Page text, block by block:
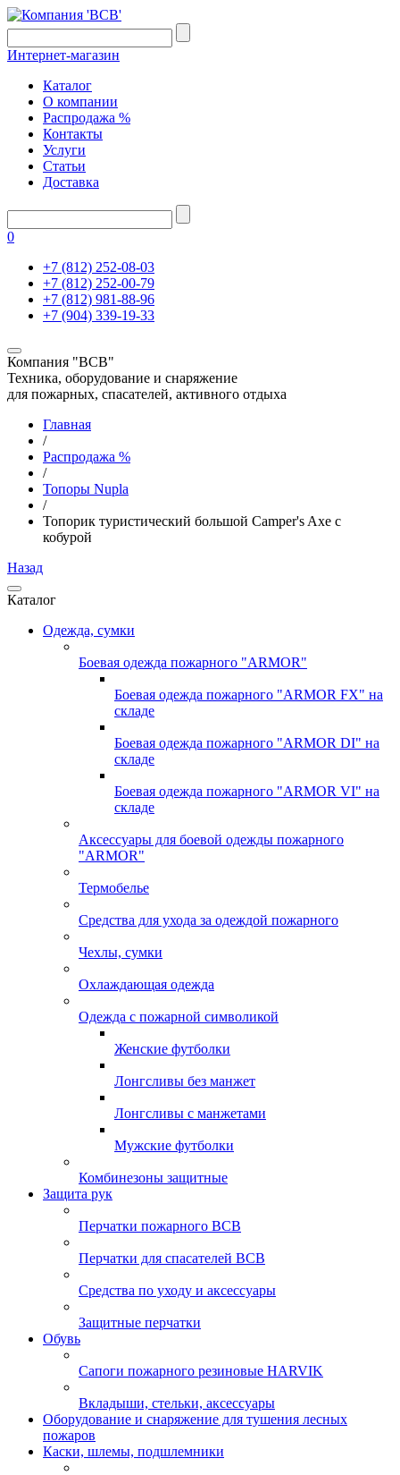
Интернет-магазин
Каталог
О компании
Распродажа %
Контакты
Услуги
Статьи
Доставка
0
+7 (812) 252-08-03
+7 (812) 252-00-79
+7 (812) 981-88-96
+7 (904) 339-19-33
Компания "ВСВ"
Техника, оборудование и снаряжение
для пожарных, спасателей, активного отдыха
Главная
/
Распродажа %
/
Топоры Nupla
/
Топорик туристический большой Camper's Axe с
кобурой
Назад
Каталог
Одежда, сумки
Боевая одежда пожарного "ARMOR"
Боевая одежда пожарного "ARMOR FX" на
складе
Боевая одежда пожарного "ARMOR DI" на
складе
Боевая одежда пожарного "ARMOR VI" на
складе
Аксессуары для боевой одежды пожарного
"ARMOR"
Термобелье
Средства для ухода за одеждой пожарного
Чехлы, сумки
Охлаждающая одежда
Одежда с пожарной символикой
Женские футболки
Лонгсливы без манжет
Лонгсливы с манжетами
Мужские футболки
Комбинезоны защитные
Защита рук
Перчатки пожарного ВСВ
Перчатки для спасателей ВСВ
Средства по уходу и аксессуары
Защитные перчатки
Обувь
Сапоги пожарного резиновые HARVIK
Вкладыши, стельки, аксессуары
Оборудование и снаряжение для тушения лесных
пожаров
Каски, шлемы, подшлемники